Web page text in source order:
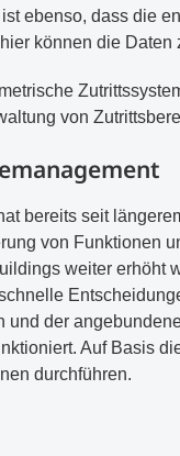
ebenso, dass die
können die
von
bereits seit
von Funktionen
weiter erhöht
und der
Auf Basis
durchführen.